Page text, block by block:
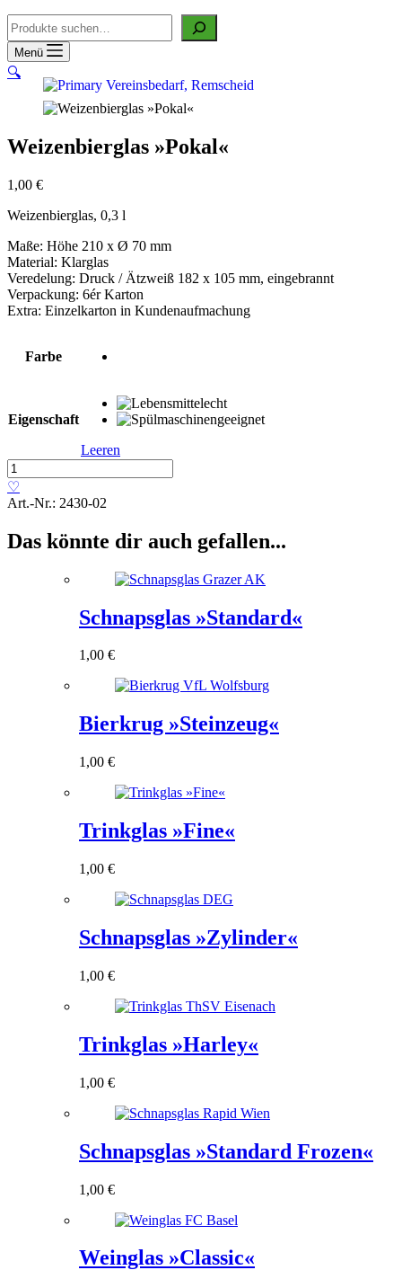
Suche
Menü
🔍
Weizenbierglas »Pokal«
1,00 €
Weizenbierglas, 0,3 l
Maße: Höhe 210 x Ø 70 mm
Material: Klarglas
Veredelung: Druck / Ätzweiß 182 x 105 mm, eingebrannt
Verpackung: 6ér Karton
Extra: Einzelkarton in Kundenaufmachung
Farbe
Eigenschaft
Leeren
Weizenbierglas
»Pokal«
Menge
♡
Art.-Nr.: 2430-02
Das könnte dir auch gefallen...
Schnapsglas »Standard«
1,00 €
Bierkrug »Steinzeug«
1,00 €
Trinkglas »Fine«
1,00 €
Schnapsglas »Zylinder«
1,00 €
Trinkglas »Harley«
1,00 €
Schnapsglas »Standard Frozen«
1,00 €
Weinglas »Classic«